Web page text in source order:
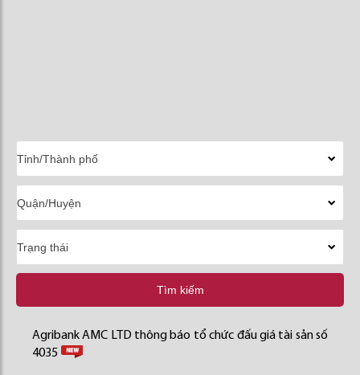
Tìm kiếm
Agribank AMC LTD thông báo tổ chức đấu giá tài sản số
4035